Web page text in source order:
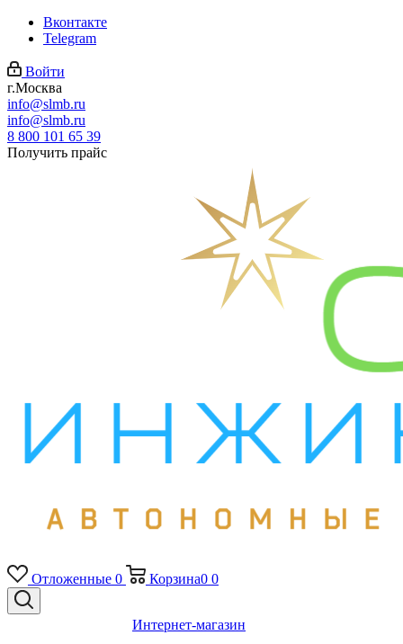
Вконтакте
Telegram
Войти
г.Москва
info@slmb.ru
info@slmb.ru
8 800 101 65 39
Получить прайс
Отложенные 0 Корзина0 0
Интернет-магазин